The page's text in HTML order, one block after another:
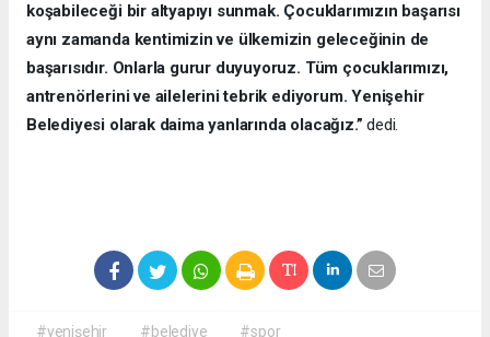
koşabileceği bir altyapıyı sunmak. Çocuklarımızın başarısı
aynı zamanda kentimizin ve ülkemizin geleceğinin de
başarısıdır. Onlarla gurur duyuyoruz. Tüm çocuklarımızı,
antrenörlerini ve ailelerini tebrik ediyorum. Yenişehir
Belediyesi olarak daima yanlarında olacağız.”dedi.
#yenişehir #belediye #spor